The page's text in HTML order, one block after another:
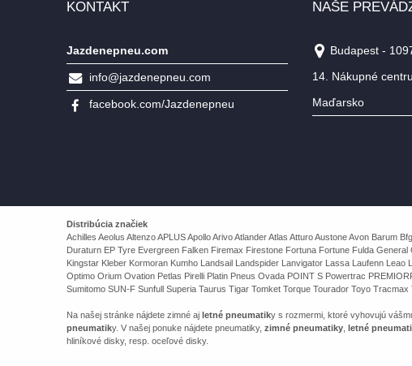
KONTAKT
Jazdenepneu.com
info@jazdenepneu.com
facebook.com/Jazdenepneu
NAŠE
Budapest -
14. Nákupné
Maďarsko
Distribúcia značiek
Achilles Aeolus Altenzo APLUS Apollo Arivo Atlander Atlas Atturo Austone Avon
Duraturn EP Tyre Evergreen Falken Firemax Firestone Fortuna Fortune Fulda
Kingstar Kleber Kormoran Kumho Landsail Landspider Lanvigator Lassa Laufenn
Optimo Orium Ovation Petlas Pirelli Platin Pneus Ovada POINT S Powertrac
Sumitomo SUN-F Sunfull Superia Taurus Tigar Tomket Torque Tourador Toyo
Na našej stránke nájdete zimné aj letné pneumatiky s rozmermi, ktoré vyhovujú
pneumatiky. V našej ponuke nájdete pneumatiky, zimné pneumatiky, letné
hliníkové disky, resp. oceľové disky.